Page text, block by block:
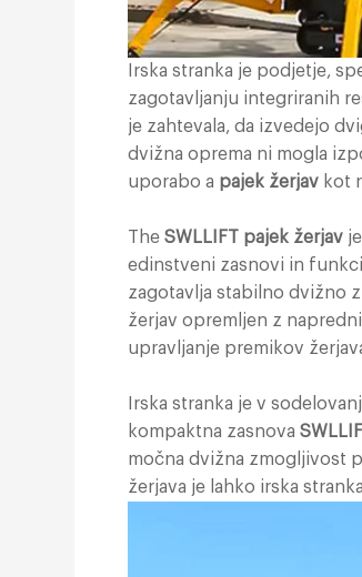
Irska stranka je podjetje,
zagotavljanju integriranih
je zahtevala, da izvedejo
dvižna oprema ni mogla
uporabo a pajek žerjav kot
The SWLLIFT pajek žerjav
edinstveni zasnovi in
zagotavlja stabilno dvižno
žerjav opremljen z
upravljanje premikov
Irska stranka je v
kompaktna zasnova
močna dvižna zmogljivost
žerjava je lahko irska